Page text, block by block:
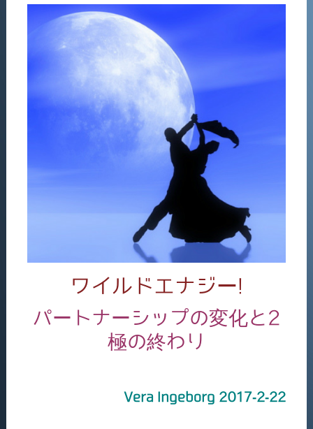
ワイルドエナジー!
パートナーシップの変化と2
極の終わり
Vera Ingeborg 2017-2-22